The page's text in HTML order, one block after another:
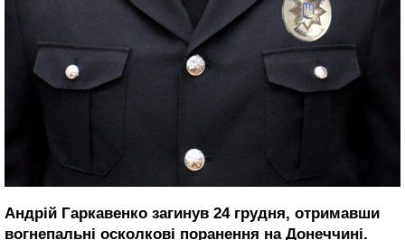
Андрій Гаркавенко загинув 24 грудня, отримавши
вогнепальні осколкові поранення на Донеччині.